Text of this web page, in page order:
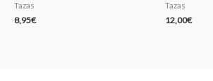
Tazas
8,95€
Tazas
12,00€